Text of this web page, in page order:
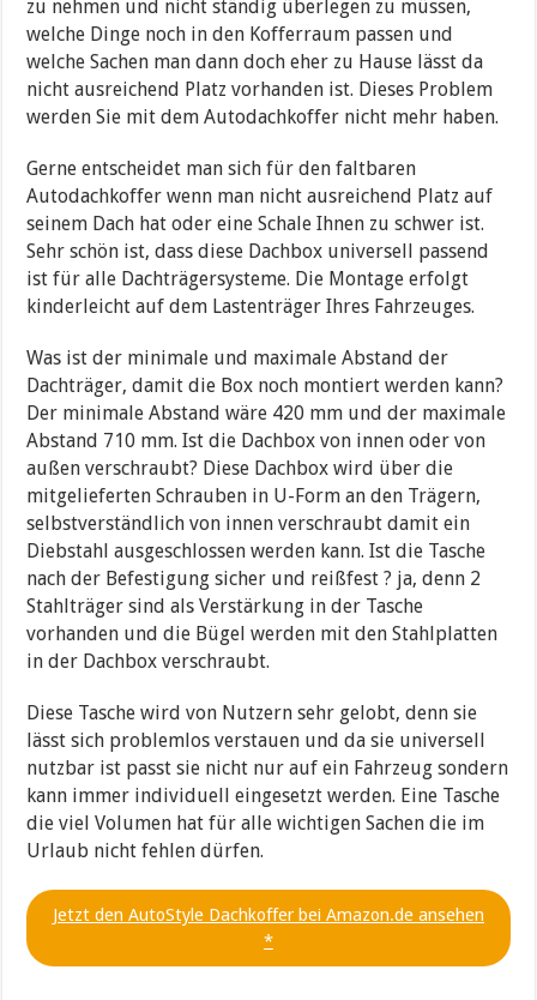
zu nehmen und nicht ständig überlegen zu müssen,
welche Dinge noch in den Kofferraum passen und
welche Sachen man dann doch eher zu Hause lässt da
nicht ausreichend Platz vorhanden ist. Dieses Problem
werden Sie mit dem Autodachkoffer nicht mehr haben.
Gerne entscheidet man sich für den faltbaren
Autodachkoffer wenn man nicht ausreichend Platz auf
seinem Dach hat oder eine Schale Ihnen zu schwer ist.
Sehr schön ist, dass diese Dachbox universell passend
ist für alle Dachträgersysteme. Die Montage erfolgt
kinderleicht auf dem Lastenträger Ihres Fahrzeuges.
Was ist der minimale und maximale Abstand der
Dachträger, damit die Box noch montiert werden kann?
Der minimale Abstand wäre 420 mm und der maximale
Abstand 710 mm. Ist die Dachbox von innen oder von
außen verschraubt? Diese Dachbox wird über die
mitgelieferten Schrauben in U-Form an den Trägern,
selbstverständlich von innen verschraubt damit ein
Diebstahl ausgeschlossen werden kann. Ist die Tasche
nach der Befestigung sicher und reißfest ? ja, denn 2
Stahlträger sind als Verstärkung in der Tasche
vorhanden und die Bügel werden mit den Stahlplatten
in der Dachbox verschraubt.
Diese Tasche wird von Nutzern sehr gelobt, denn sie
lässt sich problemlos verstauen und da sie universell
nutzbar ist passt sie nicht nur auf ein Fahrzeug sondern
kann immer individuell eingesetzt werden. Eine Tasche
die viel Volumen hat für alle wichtigen Sachen die im
Urlaub nicht fehlen dürfen.
Jetzt den AutoStyle Dachkoffer bei Amazon.de ansehen
*